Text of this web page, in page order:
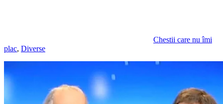
Chestii care nu îmi
plac, Diverse